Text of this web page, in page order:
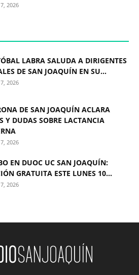
2026
LABRA SALUDA A DIRIGENTES
DE SAN JOAQUÍN EN SU...
2026
DE SAN JOAQUÍN ACLARA
Y DUDAS SOBRE LACTANCIA
2026
EN DUOC UC SAN JOAQUÍN:
GRATUITA ESTE LUNES 10...
2026